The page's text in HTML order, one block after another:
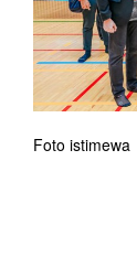
Foto istimewa